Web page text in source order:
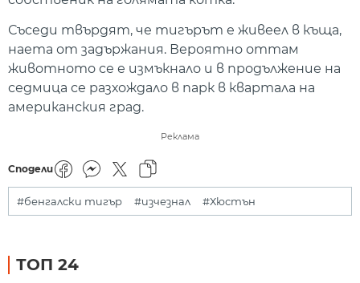
Съседи твърдят, че тигърът е живеел в къща,
наета от задържания. Вероятно оттам
животното се е измъкнало и в продължение на
седмица се разхождало в парк в квартала на
американския град.
Реклама
Сподели
#бенгалски тигър #изчезнал #Хюстън
ТОП 24